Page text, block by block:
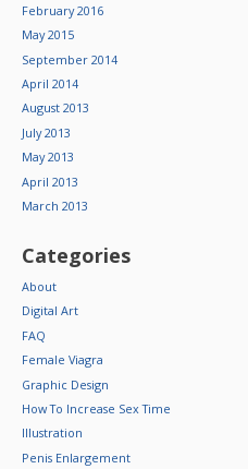
February 2016
May 2015
September 2014
April 2014
August 2013
July 2013
May 2013
April 2013
March 2013
Categories
About
Digital Art
FAQ
Female Viagra
Graphic Design
How To Increase Sex Time
Illustration
Penis Enlargement